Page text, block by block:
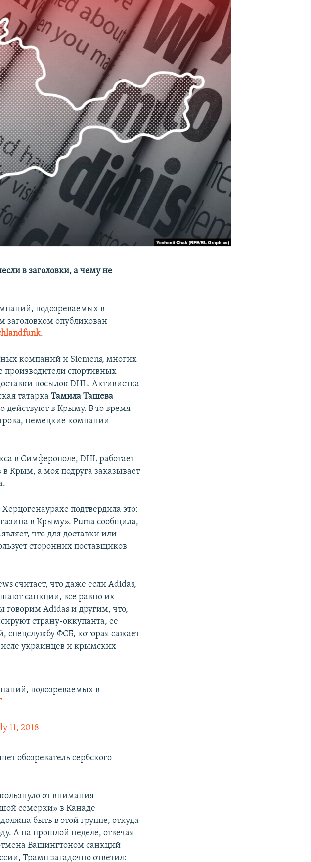
в заголовки, а чему не
подозреваемых в
заголовком опубликован
.
компаний и Siemens, многих
спортивных
посылок DHL. Активистка
татарка Тамила Ташева
действуют в Крыму. В то время
немецкие компании
в Симферополе, DHL работает
Крым, а моя подруга заказывает
подтвердила это:
в Крыму». Puma сообщила,
что для доставки или
сторонних поставщиков
считает, что даже если Adidas,
санкции, все равно их
говорим Adidas и другим, что,
страну-оккупанта, ее
спецслужбу ФСБ, которая сажает
украинцев и крымских
подозреваемых в
11, 2018
обозреватель сербского
от внимания
семерки» в Канаде
быть в этой группе, откуда
А на прошлой неделе, отвечая
Вашингтоном санкций
Трамп загадочно ответил: